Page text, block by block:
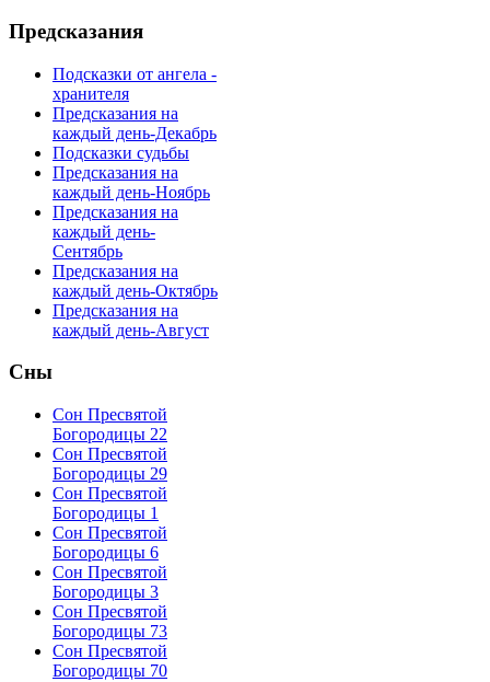
Предсказания
Подсказки от ангела -
хранителя
Предсказания на
каждый день-Декабрь
Подсказки судьбы
Предсказания на
каждый день-Ноябрь
Предсказания на
каждый день-
Сентябрь
Предсказания на
каждый день-Октябрь
Предсказания на
каждый день-Август
Сны
Сон Пресвятой
Богородицы 22
Сон Пресвятой
Богородицы 29
Сон Пресвятой
Богородицы 1
Сон Пресвятой
Богородицы 6
Сон Пресвятой
Богородицы 3
Сон Пресвятой
Богородицы 73
Сон Пресвятой
Богородицы 70